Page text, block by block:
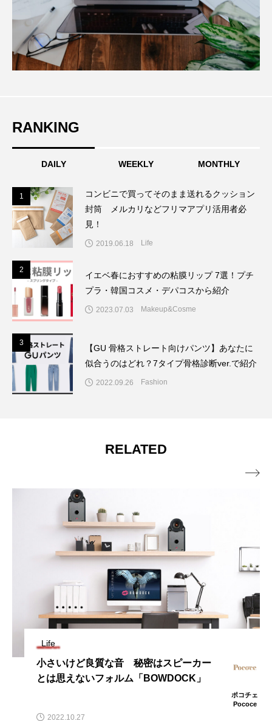
RANKING
DAILY WEEKLY MONTHLY
1
コンビニで買ってそのまま送れるクッション
封筒 メルカリなどフリマアプリ活用者必
見！
2019.06.18 Life
2
イエベ春におすすめの粘膜リップ 7選！プチ
プラ・韓国コスメ・デパコスから紹介
2023.07.03 Makeup&Cosme
3
【GU 骨格ストレート向けパンツ】あなたに
似合うのはどれ？7タイプ骨格診断ver.で紹介
2022.09.26 Fashion
RELATED
Life
小さいけど良質な音 秘密はスピーカー
とは思えないフォルム「BOWDOCK」
ポコチェ
Pococe
2022.10.27
